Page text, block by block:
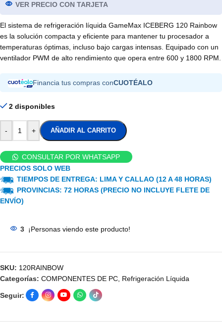
VER PRECIO CON TARJETA
El sistema de refrigeración líquida GameMax ICEBERG 120 Rainbow
es la solución compacta y eficiente para mantener tu procesador a
temperaturas óptimas, incluso bajo cargas intensas. Equipado con un
ventilador PWM de alto rendimiento que opera entre 600 y 1800 RPM.
Financia tus compras conCUOTÉALO
2 disponibles
- + AÑADIR AL CARRITO
CONSULTAR POR WHATSAPP
PRECIOS SOLO WEB
TIEMPOS DE ENTREGA: LIMA Y CALLAO (12 A 48 HORAS)
PROVINCIAS: 72 HORAS (PRECIO NO INCLUYE FLETE DE
ENVÍO)
3 ¡Personas viendo este producto!
SKU: 120RAINBOW
Categorías: COMPONENTES DE PC, Refrigeración Líquida
Seguir: